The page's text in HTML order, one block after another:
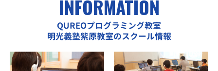
INFORMATION
QUREOプログラミング教室
明光義塾紫原教室のスクール情報